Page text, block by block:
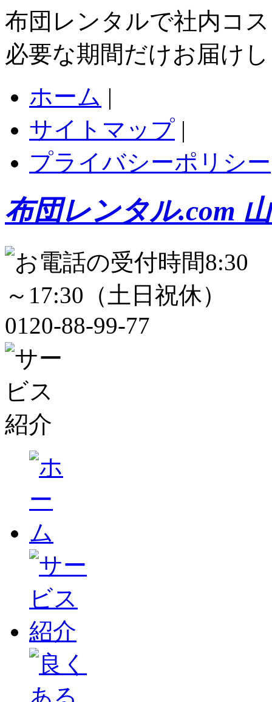
布団レンタルで社内コ
必要な期間だけお届け
ホーム |
サイトマップ |
プライバシーポリシー
布団レンタル.com